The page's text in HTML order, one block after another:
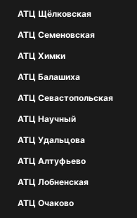
АТЦ Щёлковская
АТЦ Семеновская
АТЦ Химки
АТЦ Балашиха
АТЦ Севастопольская
АТЦ Научный
АТЦ Удальцова
АТЦ Алтуфьево
АТЦ Лобненская
АТЦ Очаково